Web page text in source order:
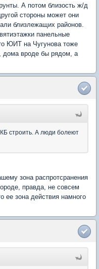
А потом близость ж/д
стороны может они
близлежащих районов.
панельные
ЮИТ на Чугунова тоже
дома вроде бы рядом, а
строить. А люди болеют
зона распротсранения
правда, не совсем
ее зона действия намного